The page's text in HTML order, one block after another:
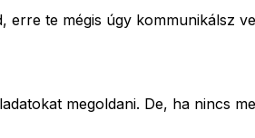
erre te mégis úgy kommunikálsz
megoldani. De, ha nincs